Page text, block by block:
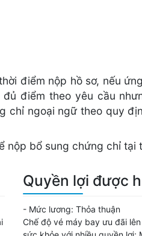
điểm nộp hồ sơ, nếu
điểm theo yêu cầu
ngoại ngữ theo quy
nộp bổ sung chứng chỉ
Quyền lợi được
- Mức lương: Thỏa thuận
Chế độ vé máy bay ưu đãi